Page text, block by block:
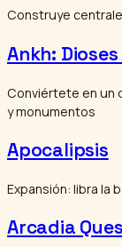
Construye
Ankh:
Conviértete en un
y monumentos
Apocalipsis
Expansión: libra la
Arcadia